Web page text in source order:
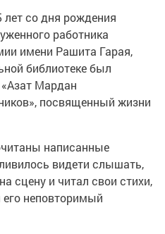
лет со дня рождения
работника
имени Рашита Гарая,
библиотеке был
Мардан
посвященный жизни
написанные
видети слышать,
сцену и читал свои стихи,
неповторимый